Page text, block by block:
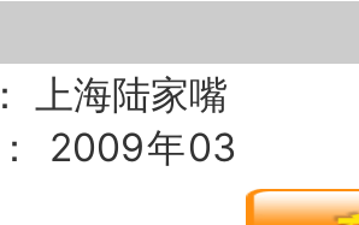
上海陆家嘴
2009年03